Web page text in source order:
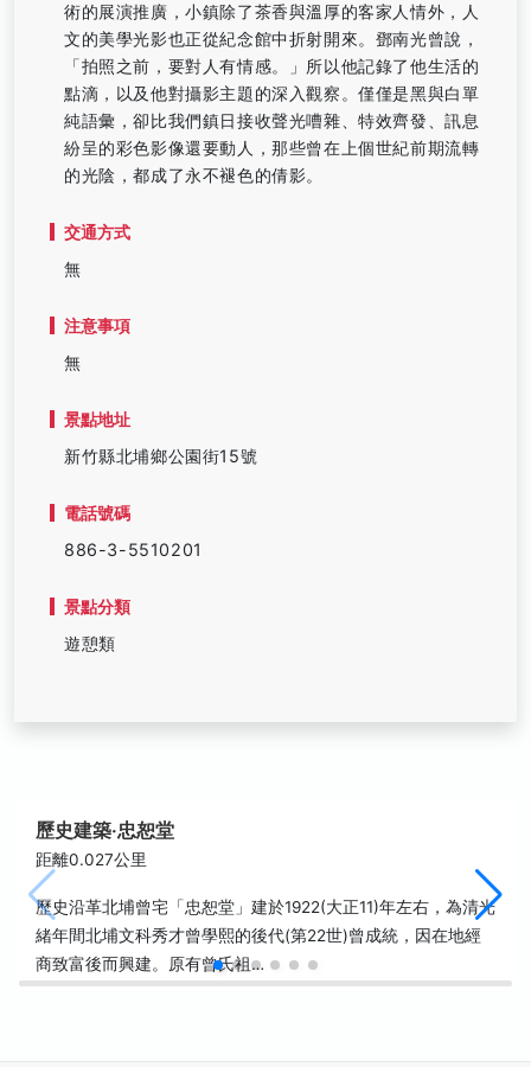
術的展演推廣，小鎮除了茶香與溫厚的客家人情外，人
文的美學光影也正從紀念館中折射開來。鄧南光曾說，
「拍照之前，要對人有情感。」所以他記錄了他生活的
點滴，以及他對攝影主題的深入觀察。僅僅是黑與白單
純語彙，卻比我們鎮日接收聲光嘈雜、特效齊發、訊息
紛呈的彩色影像還要動人，那些曾在上個世紀前期流轉
的光陰，都成了永不褪色的倩影。
交通方式
無
注意事項
無
景點地址
新竹縣北埔鄉公園街15號
電話號碼
886-3-5510201
景點分類
遊憩類
歷史建築‧忠恕堂
距離0.027公里
歷史沿革北埔曾宅「忠恕堂」建於1922(大正11)年左右，為清光
緒年間北埔文科秀才曾學熙的後代(第22世)曾成統，因在地經
商致富後而興建。原有曾氏祖…